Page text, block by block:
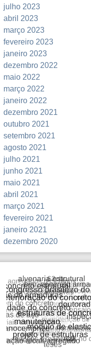
julho 2023
abril 2023
março 2023
fevereiro 2023
janeiro 2023
dezembro 2022
maio 2022
março 2022
janeiro 2022
dezembro 2021
outubro 2021
setembro 2021
agosto 2021
julho 2021
junho 2021
maio 2021
abril 2021
março 2021
fevereiro 2021
janeiro 2021
dezembro 2020